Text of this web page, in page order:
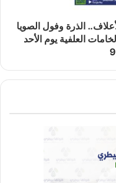
الذرة وفول الصويا
العلفية يوم الأحد